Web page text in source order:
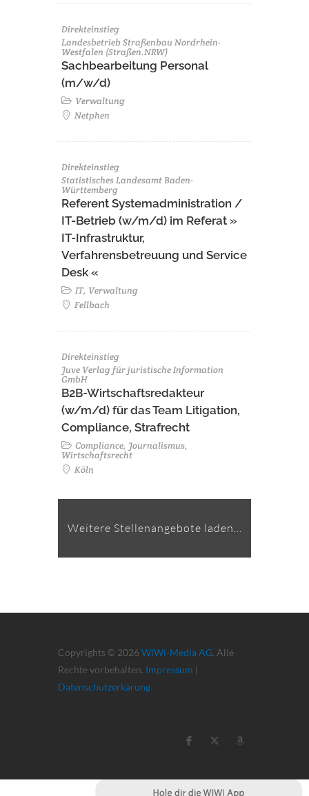
Direkteinstieg
Landesbetrieb Straßenbau Nordrhein-
Westfalen (Straßen.NRW)
Sachbearbeitung Personal
(m/w/d)
Verwaltung
Netphen
Direkteinstieg
Statistisches Landesamt Baden-
Württemberg
Referent Systemadministration /
IT-Betrieb (w/m/d) im Referat »
IT-Infrastruktur,
Verfahrensbetreuung und Service
Desk «
IT, Verwaltung
Fellbach
Direkteinstieg
Juve Verlag für juristische Information
GmbH
B2B-Wirtschaftsredakteur
(w/m/d) für das Team Litigation,
Compliance, Strafrecht
Compliance, Journalismus,
Wirtschaftsrecht
Köln
Weitere Stellenangebote laden...
Copyrights © 2026 WiWi-Media AG. Alle
Rechte vorbehalten. Impressum |
Datenschutzerkärung